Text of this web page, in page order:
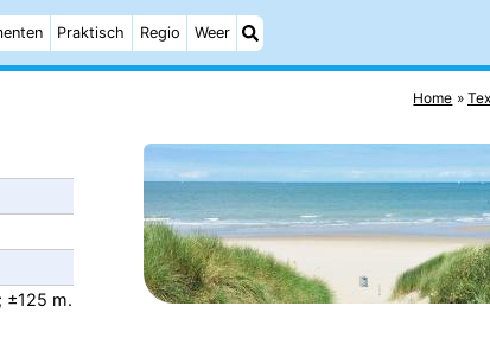
Praktisch Regio Weer
Home
±125 m.